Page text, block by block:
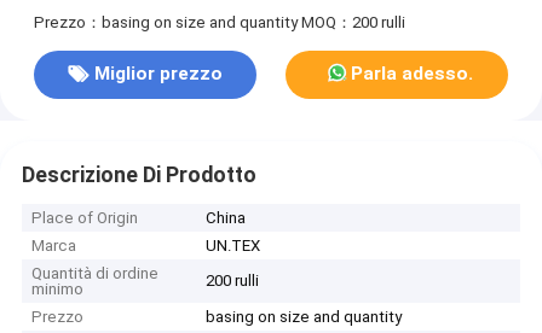
efficaci
Prezzo：basing on size and quantity MOQ：200 rulli
Miglior prezzo Parla adesso.
Descrizione Di Prodotto
Place of Origin
China
Marca
UN.TEX
Quantità di ordine
minimo
200 rulli
Prezzo
basing on size and quantity